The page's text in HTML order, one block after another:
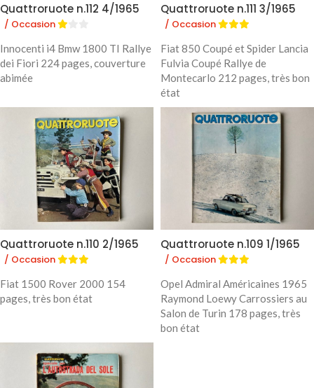
Quattroruote n.112 4/1965
/ Occasion
Innocenti i4 Bmw 1800 TI Rallye
dei Fiori 224 pages, couverture
abimée
Quattroruote n.111 3/1965
/ Occasion
Fiat 850 Coupé et Spider Lancia
Fulvia Coupé Rallye de
Montecarlo 212 pages, très bon
état
Quattroruote n.110 2/1965
/ Occasion
Fiat 1500 Rover 2000 154
pages, très bon état
Quattroruote n.109 1/1965
/ Occasion
Opel Admiral Américaines 1965
Raymond Loewy Carrossiers au
Salon de Turin 178 pages, très
bon état